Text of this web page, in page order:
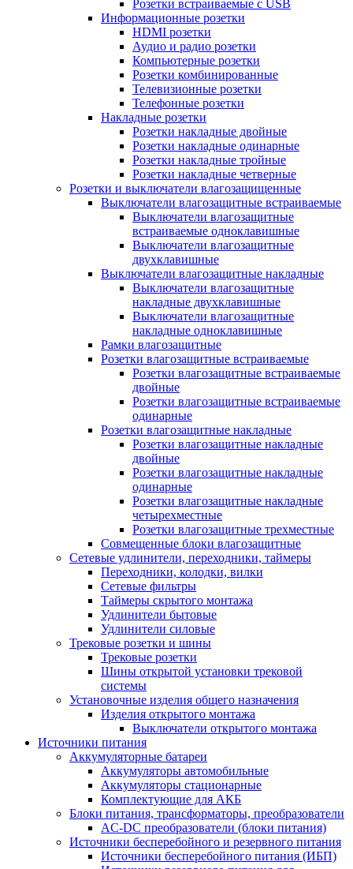
Розетки встраиваемые с USB
Информационные розетки
HDMI розетки
Аудио и радио розетки
Компьютерные розетки
Розетки комбинированные
Телевизионные розетки
Телефонные розетки
Накладные розетки
Розетки накладные двойные
Розетки накладные одинарные
Розетки накладные тройные
Розетки накладные четверные
Розетки и выключатели влагозащищенные
Выключатели влагозащитные встраиваемые
Выключатели влагозащитные
встраиваемые одноклавишные
Выключатели влагозащитные
двухклавишные
Выключатели влагозащитные накладные
Выключатели влагозащитные
накладные двухклавишные
Выключатели влагозащитные
накладные одноклавишные
Рамки влагозащитные
Розетки влагозащитные встраиваемые
Розетки влагозащитные встраиваемые
двойные
Розетки влагозащитные встраиваемые
одинарные
Розетки влагозащитные накладные
Розетки влагозащитные накладные
двойные
Розетки влагозащитные накладные
одинарные
Розетки влагозащитные накладные
четырехместные
Розетки влагозащитные трехместные
Совмещенные блоки влагозащитные
Сетевые удлинители, переходники, таймеры
Переходники, колодки, вилки
Сетевые фильтры
Таймеры скрытого монтажа
Удлинители бытовые
Удлинители силовые
Трековые розетки и шины
Трековые розетки
Шины открытой установки трековой
системы
Установочные изделия общего назначения
Изделия открытого монтажа
Выключатели открытого монтажа
Источники питания
Аккумуляторные батареи
Аккумуляторы автомобильные
Аккумуляторы стационарные
Комплектующие для АКБ
Блоки питания, трансформаторы, преобразователи
AC-DC преобразователи (блоки питания)
Источники бесперебойного и резервного питания
Источники бесперебойного питания (ИБП)